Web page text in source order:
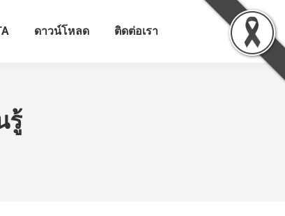
ดาวน์โหลด ติดต่อเรา
รู้